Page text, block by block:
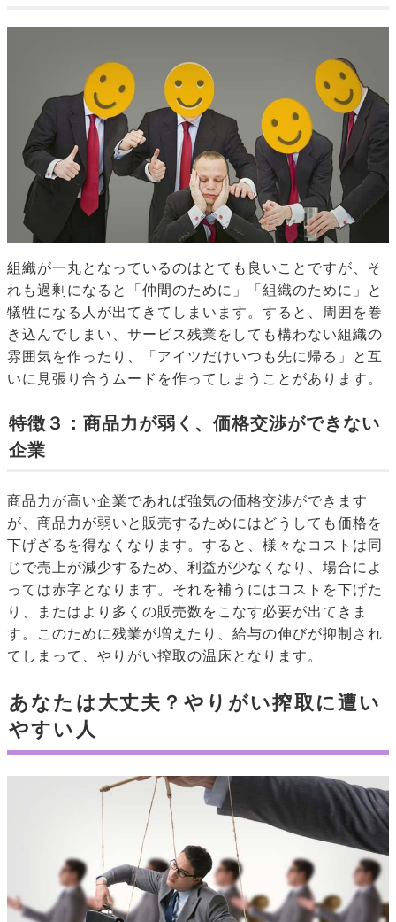
組織が一丸となっているのはとても良いことですが、そ
れも過剰になると「仲間のために」「組織のために」と
犠牲になる人が出てきてしまいます。すると、周囲を巻
き込んでしまい、サービス残業をしても構わない組織の
雰囲気を作ったり、「アイツだけいつも先に帰る」と互
いに見張り合うムードを作ってしまうことがあります。
特徴３：商品力が弱く、価格交渉ができない
企業
商品力が高い企業であれば強気の価格交渉ができます
が、商品力が弱いと販売するためにはどうしても価格を
下げざるを得なくなります。すると、様々なコストは同
じで売上が減少するため、利益が少なくなり、場合によ
っては赤字となります。それを補うにはコストを下げた
り、またはより多くの販売数をこなす必要が出てきま
す。このために残業が増えたり、給与の伸びが抑制され
てしまって、やりがい搾取の温床となります。
あなたは大丈夫？やりがい搾取に遭い
やすい人